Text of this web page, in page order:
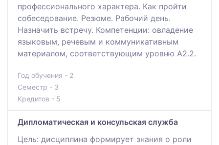
профессионального характера. Как пройти
собеседование. Резюме. Рабочий день.
Назначить встречу. Компетенции: овладение
языковым, речевым и коммуникативным
материалом, соответствующим уровню А2.2.
Год обучения - 2
Семестр - 3
Кредитов - 5
Дипломатическая и консульская служба
Цель: дисциплина формирует знания о роли